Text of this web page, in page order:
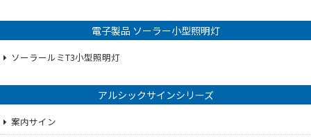
電子製品 ソーラー小型照明灯
ソーラールミT3小型照明灯
アルシックサインシリーズ
案内サイン